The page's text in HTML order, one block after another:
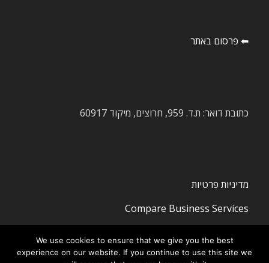
⬅ פרסום באתר
כתובת דואר: ת.ד. 959, חרוצים, מיקוד 60917
מדיניות פרטיות
Compare Business Services
We use cookies to ensure that we give you the best
experience on our website. If you continue to use this site we